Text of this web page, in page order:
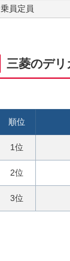
乗員定員
三菱のデ
順位
1位
2位
3位